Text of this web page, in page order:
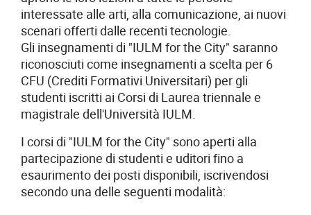
interessate alle arti, alla comunicazione, ai nuovi
scenari offerti dalle recenti tecnologie.
Gli insegnamenti di "IULM for the City" saranno
riconosciuti come insegnamenti a scelta per 6
CFU (Crediti Formativi Universitari) per gli
studenti iscritti ai Corsi di Laurea triennale e
magistrale dell'Università IULM.
I corsi di "IULM for the City" sono aperti alla
partecipazione di studenti e uditori fino a
esaurimento dei posti disponibili, iscrivendosi
secondo una delle seguenti modalità: